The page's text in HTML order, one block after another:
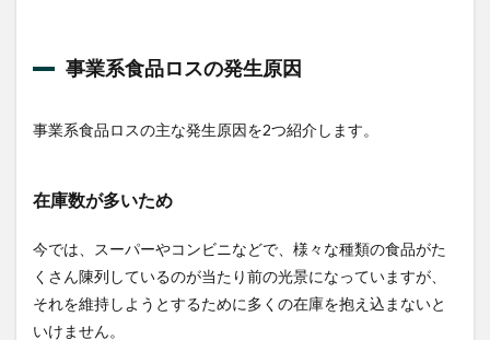
7.1
イク
食品
削減
推進
法
事業系食品ロスの発生原因
事業系食品ロスの主な発生原因を2つ紹介します。
在庫数が多いため
今では、スーパーやコンビニなどで、様々な種類の食品がた
くさん陳列しているのが当たり前の光景になっていますが、
それを維持しようとするために多くの在庫を抱え込まないと
いけません。